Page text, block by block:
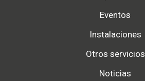
Eventos
Instalaciones
Otros servicios
Noticias